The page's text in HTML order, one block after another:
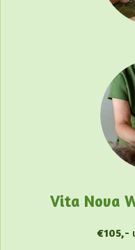
Vita Nova
€105,-